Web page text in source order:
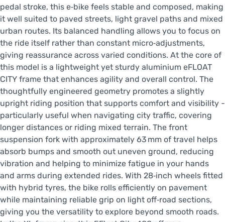
pedal stroke, this e‑bike feels stable and composed, making
it well suited to paved streets, light gravel paths and mixed
urban routes. Its balanced handling allows you to focus on
the ride itself rather than constant micro‑adjustments,
giving reassurance across varied conditions. At the core of
this model is a lightweight yet sturdy aluminium eFLOAT
CITY frame that enhances agility and overall control. The
thoughtfully engineered geometry promotes a slightly
upright riding position that supports comfort and visibility -
particularly useful when navigating city traffic, covering
longer distances or riding mixed terrain. The front
suspension fork with approximately 63 mm of travel helps
absorb bumps and smooth out uneven ground, reducing
vibration and helping to minimize fatigue in your hands
and arms during extended rides. With 28‑inch wheels fitted
with hybrid tyres, the bike rolls efficiently on pavement
while maintaining reliable grip on light off‑road sections,
giving you the versatility to explore beyond smooth roads.